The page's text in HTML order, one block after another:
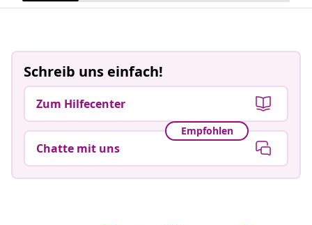
Schreib uns einfach!
Zum Hilfecenter
Empfohlen
Chatte mit uns